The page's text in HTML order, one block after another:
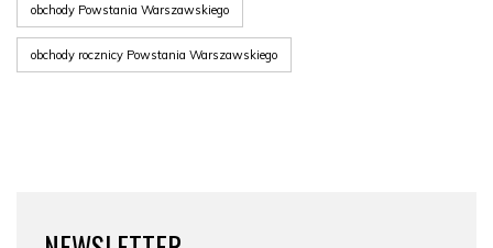
obchody Powstania Warszawskiego
obchody rocznicy Powstania Warszawskiego